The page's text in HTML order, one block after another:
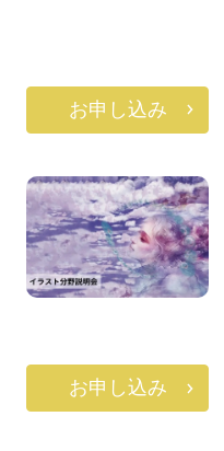
お申し込み
お申し込み